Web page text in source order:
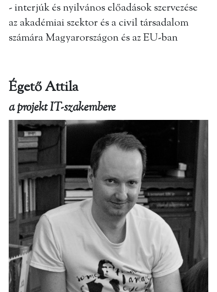
- interjúk és nyilvános előadások szervezése
az akadémiai szektor és a civil társadalom
számára Magyarországon és az EU-ban
Égető Attila
a projekt IT-szakembere